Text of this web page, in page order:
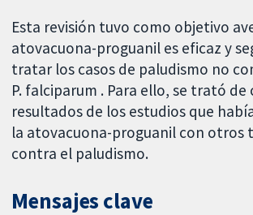
Esta revisión tuvo como objetivo
atovacuona-proguanil es eficaz y
tratar los casos de paludismo no
P. falciparum . Para ello, se trató
resultados de los estudios que
la atovacuona-proguanil con otros
contra el paludismo.
Mensajes clave